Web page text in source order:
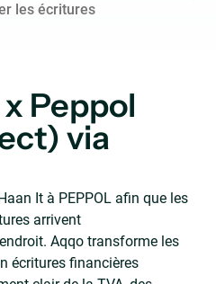
les écritures
Peppol
via
It à PEPPOL afin que les
arrivent
Aqqo transforme les
écritures financières